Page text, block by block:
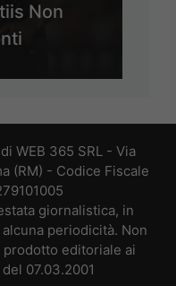
Non
WEB 365 SRL - Via
(RM) - Codice Fiscale
giornalistica, in
periodicità. Non
editoriale ai
07.03.2001